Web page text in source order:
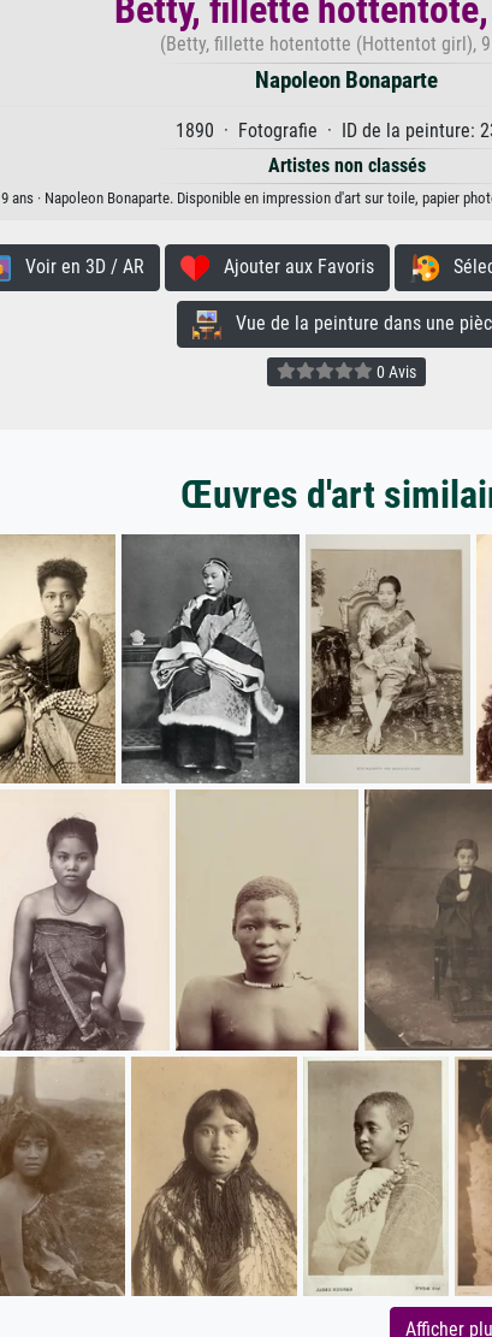
Betty, fillette
(Betty, fillette hotentotte (Hottentot girl),
Napoleon Bonaparte
1890 · Fotografie · ID de la peinture:
Artistes non classés
ans · Napoleon Bonaparte. Disponible en impression d'art sur toile, papier
Voir en 3D / AR Ajouter aux Favoris
Vue de la peinture dans une
0 Avis
Œuvres d'art
Afficher